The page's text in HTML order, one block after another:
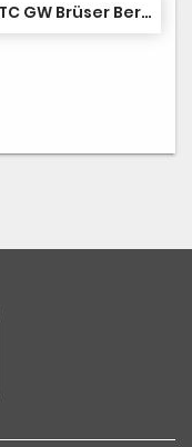
TC GW Brüser Berg 1